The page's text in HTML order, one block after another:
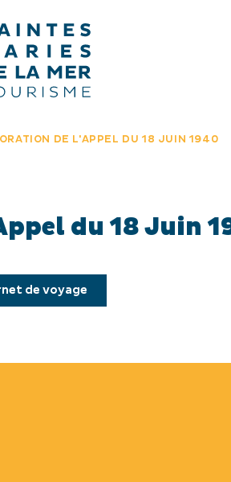
DE L'APPEL DU 18 JUIN 1940
du 18 Juin
de voyage